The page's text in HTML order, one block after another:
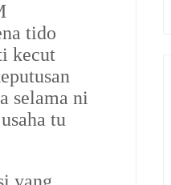
tido
kecut
selama ni
tu